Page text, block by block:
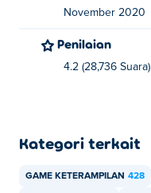
November 2020
Penilaian
4.2 (28,736 Suara)
Kategori terkait
GAME KETERAMPILAN 428